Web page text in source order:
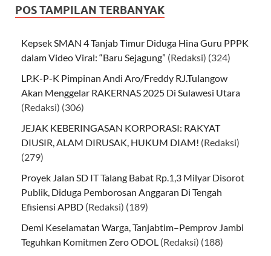
POS TAMPILAN TERBANYAK
Kepsek SMAN 4 Tanjab Timur Diduga Hina Guru PPPK
dalam Video Viral: “Baru Sejagung” (Redaksi) (324)
LP.K-P-K Pimpinan Andi Aro/Freddy RJ.Tulangow
Akan Menggelar RAKERNAS 2025 Di Sulawesi Utara
(Redaksi) (306)
JEJAK KEBERINGASAN KORPORASI: RAKYAT
DIUSIR, ALAM DIRUSAK, HUKUM DIAM! (Redaksi)
(279)
Proyek Jalan SD IT Talang Babat Rp.1,3 Milyar Disorot
Publik, Diduga Pemborosan Anggaran Di Tengah
Efisiensi APBD (Redaksi) (189)
Demi Keselamatan Warga, Tanjabtim–Pemprov Jambi
Teguhkan Komitmen Zero ODOL (Redaksi) (188)